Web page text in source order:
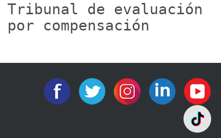
Tribunal de evaluación
por compensación